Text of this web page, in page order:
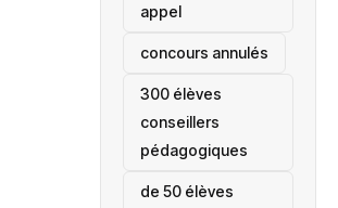
appel
concours annulés
300 élèves
conseillers
pédagogiques
de 50 élèves